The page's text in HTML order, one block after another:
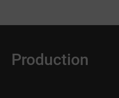
Production